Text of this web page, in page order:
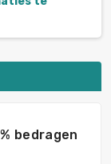
bedragen